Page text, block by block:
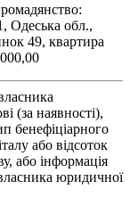
Одеська обл.,
49, квартира
(за наявності),
бенефіціарного
або відсоток
або інформація
юридичної